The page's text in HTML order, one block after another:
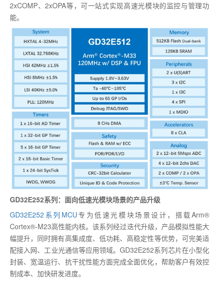
2xCOMP、2xOPA等，可一站式实现高速光模块的监控与管理功
能。
GD32E252系列：面向低速光模块场景的产品升级
GD32E252系列MCU专为低速光模块场景设计，搭载Arm®
Cortex®-M23高性能内核。该系列经过迭代升级，产品模拟性能大
幅提升，同时拥有高集成度、低功耗、高稳定性等优势，可完美适
配接入网、工业光通信等应用领域。GD32E252系列芯片在小型化
封装、宽温运行、抗干扰性能方面完成全面优化，帮助客户有效控
制成本、加快研发进度。